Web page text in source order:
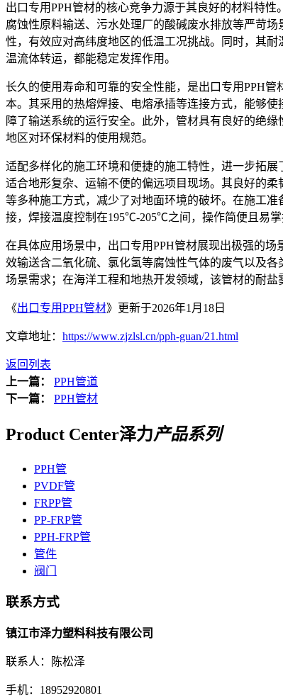
出口专用PPH管材的核心竞争力源于其良好的材料特
腐蚀性原料输送、污水处理厂的酸碱废水排放等严苛
性，有效应对高纬度地区的低温工况挑战。同时，其
温流体转运，都能稳定发挥作用。
长久的使用寿命和可靠的安全性能，是出口专用PPH
本。其采用的热熔焊接、电熔承插等连接方式，能够
障了输送系统的运行安全。此外，管材具有良好的绝
地区对环保材料的使用规范。
适配多样化的施工环境和便捷的施工特性，进一步拓
适合地形复杂、运输不便的偏远项目现场。其良好的
等多种施工方式，减少了对地面环境的破坏。在施工
接，焊接温度控制在195℃-205℃之间，操作简便且易掌
在具体应用场景中，出口专用PPH管材展现出极强的
效输送含二氧化硫、氯化氢等腐蚀性气体的废气以及
场景需求；在海洋工程和地热开发领域，该管材的耐
《出口专用PPH管材》更新于2026年1月18日
文章地址： https://www.zjzlsl.cn/pph-guan/21.html
返回列表
上一篇：
PPH管道
下一篇：
PPH管材
Product Center泽力产品系列
PPH管
PVDF管
FRPP管
PP-FRP管
PPH-FRP管
管件
阀门
联系方式
镇江市泽力塑料科技有限公司
联系人：陈松泽
手机：18952920801